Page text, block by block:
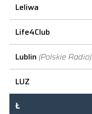
Leliwa
Life4Club
Lublin (Polskie Radio)
LUZ
Ł